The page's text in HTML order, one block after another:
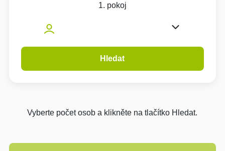
1. pokoj
Hledat
Vyberte počet osob a klikněte na tlačítko Hledat.